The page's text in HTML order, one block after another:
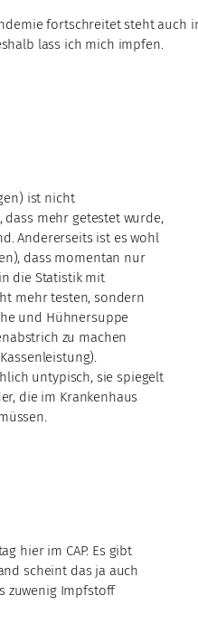
fortschreitet steht auch
lass ich mich impfen.
ist nicht
dass mehr getestet wurde,
Andererseits ist es wohl
dass momentan nur
die Statistik mit
mehr testen, sondern
und Hühnersuppe
zu machen
untypisch, sie spiegelt
die im Krankenhaus
hier im CAP. Es gibt
scheint das ja auch
zuwenig Impfstoff